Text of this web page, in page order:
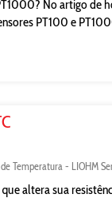
No artigo de
PT100 e
Temperatura - LIOHM
altera sua